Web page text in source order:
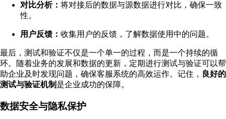
对比分析： 将对接后的数据与源数据进行对比，确保一致
性。
用户反馈： 收集用户的反馈，了解数据使用中的问题。
最后，测试和验证不仅是一个单一的过程，而是一个持续的循
环。随着业务的发展和数据的更新，定期进行测试与验证可以帮
助企业及时发现问题，确保客服系统的高效运作。记住，
良好的
测试与验证机制 是企业成功的保障。
数据安全与隐私保护